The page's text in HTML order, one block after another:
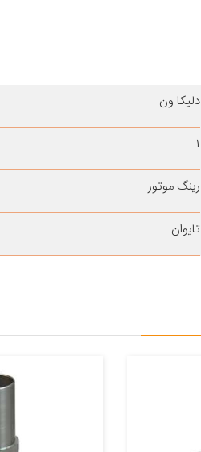
دلیکا ون
۱
رینگ موتور
تایوان